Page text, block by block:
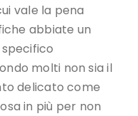
vale la pena
abbiate un
molti non sia il
delicato come
in più per non